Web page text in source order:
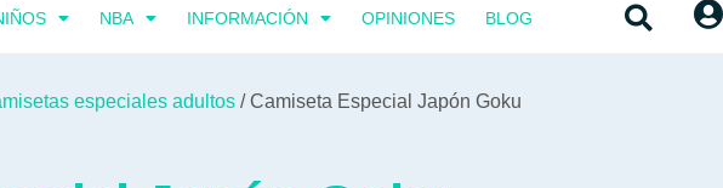
NBA INFORMACIÓN OPINIONES BLOG
especiales adultos / Camiseta Especial Japón Goku